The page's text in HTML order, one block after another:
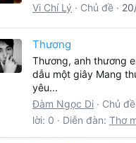
Vi Chí Lý
Chủ đề
Thương
Thương, anh thương
dẫu một giây Mang
yêu...
Đàm Ngọc Di
Chủ đề
lời: 0
Diễn đàn: Thơ